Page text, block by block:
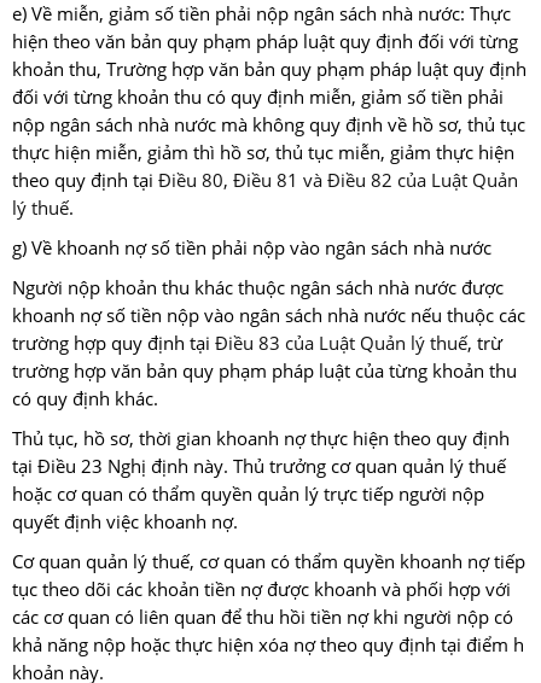
e) Về miễn, giảm số tiền phải nộp ngân sách nhà nước: Thực
hiện theo văn bản quy phạm pháp luật quy định đối với từng
khoản thu, Trường hợp văn bản quy phạm pháp luật quy định
đối với từng khoản thu có quy định miễn, giảm số tiền phải
nộp ngân sách nhà nước mà không quy định về hồ sơ, thủ tục
thực hiện miễn, giảm thì hồ sơ, thủ tục miễn, giảm thực hiện
theo quy định tại Điều 80, Điều 81 và Điều 82 của Luật Quản
lý thuế.
g) Về khoanh nợ số tiền phải nộp vào ngân sách nhà nước
Người nộp khoản thu khác thuộc ngân sách nhà nước được
khoanh nợ số tiền nộp vào ngân sách nhà nước nếu thuộc các
trường hợp quy định tại Điều 83 của Luật Quản lý thuế, trừ
trường hợp văn bản quy phạm pháp luật của từng khoản thu
có quy định khác.
Thủ tục, hồ sơ, thời gian khoanh nợ thực hiện theo quy định
tại Điều 23 Nghị định này. Thủ trưởng cơ quan quản lý thuế
hoặc cơ quan có thẩm quyền quản lý trực tiếp người nộp
quyết định việc khoanh nợ.
Cơ quan quản lý thuế, cơ quan có thẩm quyền khoanh nợ tiếp
tục theo dõi các khoản tiền nợ được khoanh và phối hợp với
các cơ quan có liên quan để thu hồi tiền nợ khi người nộp có
khả năng nộp hoặc thực hiện xóa nợ theo quy định tại điểm h
khoản này.